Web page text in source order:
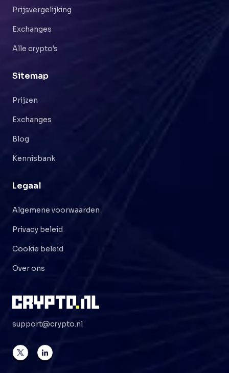
Prijsvergelijking
Exchanges
Alle crypto's
Sitemap
Prijzen
Exchanges
Blog
Kennisbank
Legaal
Algemene voorwaarden
Privacy beleid
Cookie beleid
Over ons
support@crypto.nl